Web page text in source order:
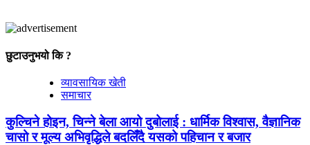
छुटाउनुभयो कि ?
व्यावसायिक खेती
समाचार
कुल्चिने होइन, चिन्ने बेला आयो दुबोलाई : धार्मिक विश्वास, वैज्ञानिक
चासो र मूल्य अभिवृद्धिले बदलिँदै यसको पहिचान र बजार